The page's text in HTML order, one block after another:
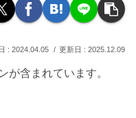
2024.04.05 2025.12.09
が含まれています。